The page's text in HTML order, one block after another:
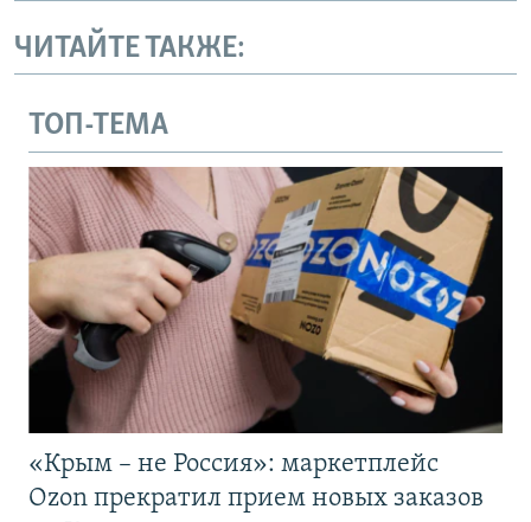
ЧИТАЙТЕ ТАКЖЕ:
ТОП-ТЕМА
«Крым – не Россия»: маркетплейс
Ozon прекратил прием новых заказов